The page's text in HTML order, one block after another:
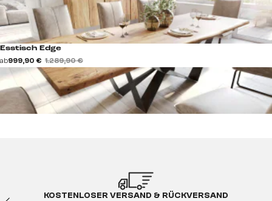
Esstisch Edge
ab999,90 € 1.289,90 €
KOSTENLOSER VERSAND & RÜCKVERSAND